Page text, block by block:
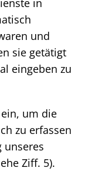
und
sie getätigt
eingeben zu
um die
zu erfassen
unseres
Ziff. 5).